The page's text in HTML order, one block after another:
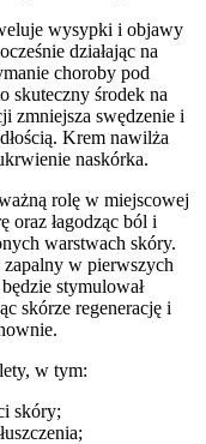
wysypki i objawy
działając na
choroby pod
skuteczny środek na
zmniejsza swędzenie i
Krem nawilża
naskórka.
rolę w miejscowej
oraz łagodząc ból i
warstwach skóry.
zapalny w pierwszych
stymulował
skórze regenerację i
w tym:
skóry;